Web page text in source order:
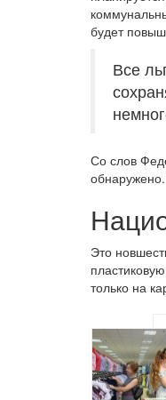
будет
Все
Со слов
Это
только на